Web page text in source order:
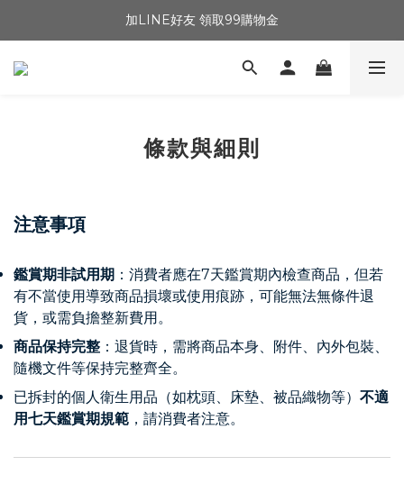
加LINE好友 領取99購物金
條款與細則
注意事項
鑑賞期非試用期 ： 消費者應在7天鑑賞期內檢查商品，但若
有不當使用導致商品損壞或使用痕跡，可能無法無條件退
貨，或需負擔整新費用。
商品保持完整 ： 退貨時，需將商品本身、附件、內外包裝、
隨機文件等保持完整齊全。
已拆封的個人衛生用品（如枕頭、床墊、被品織物等） 不適
用七天鑑賞期規範 ，請消費者注意。